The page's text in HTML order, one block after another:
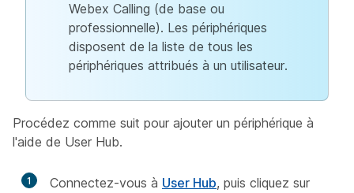
Webex Calling (de base ou
professionnelle). Les périphériques
disposent de la liste de tous les
périphériques attribués à un utilisateur.
Procédez comme suit pour ajouter un périphérique à
l'aide de User Hub.
1 Connectez-vous à User Hub, puis cliquez sur